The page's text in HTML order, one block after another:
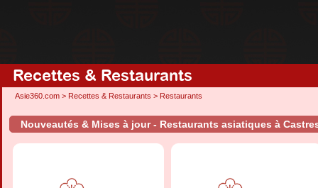
Recettes & Restaurants
Asie360.com > Recettes & Restaurants > Restaurants
Nouveautés & Mises à jour - Restaurants asiatiques à